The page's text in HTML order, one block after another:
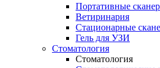
Портативные
Ветиринария
Стационарные
Гель для УЗИ
Стоматология
Стоматология